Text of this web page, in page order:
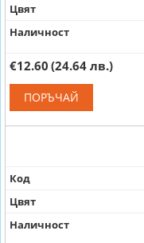
Цвят
Наличност
€12.60 (24.64 лв.)
ПОРЪЧАЙ
Код
Цвят
Наличност